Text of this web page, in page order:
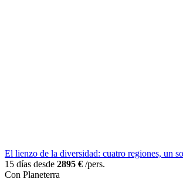
El lienzo de la diversidad: cuatro regiones, un
15 días desde 2895 € /pers.
Con Planeterra